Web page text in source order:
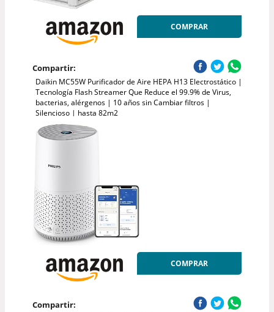
COMPRAR
Compartir:
Daikin MC55W Purificador de Aire HEPA H13 Electrostático |
Tecnología Flash Streamer Que Reduce el 99.9% de Virus,
bacterias, alérgenos | 10 años sin Cambiar filtros |
Silencioso | hasta 82m2
COMPRAR
Compartir: